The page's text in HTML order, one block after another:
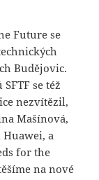
Future se
Budějovic.
se též
nezvítězil,
Mašínová,
Huawei, a
for the
na nové